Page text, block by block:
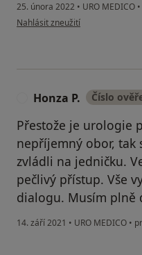
25. února 2022 • URO MEDICO •
podle názoru uživatele Pavel J.
Nahlásit zneužití
Honza P. Číslo
Přestože je urologie
nepříjemný obor, tak
zvládli na jedničku.
pečlivý přístup. Vše
dialogu. Musím plně
14. září 2021 • URO MEDICO •